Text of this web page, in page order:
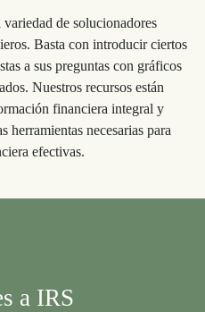
de solucionadores
Basta con introducir ciertos
a sus preguntas con gráficos
Nuestros recursos están
financiera integral y
herramientas necesarias para
efectivas.
a IRS